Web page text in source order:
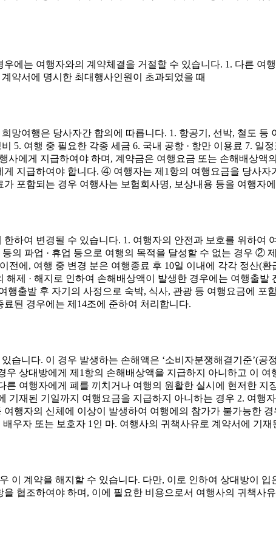
에는 여행자와의 계약체결을 거절할 수 있습니다. 1. 다른 여
약서에 명시한 최대행사인원이 초과되었을 때
여행은 당사자간 합의에 따릅니다. 1. 항공기, 선박, 철도 등
5. 여행 중 필요한 각종 세금 6. 국내 공항 · 항만 이용료 7. 일
사에게 지급하여야 하며, 계약금은 여행요금 또는 손해배상
지급하여야 합니다. ④ 여행자는 제1항의 여행요금을 당사자
포함되는 경우 여행사는 보험회사명, 보상내용 등을 여행자
하여 변경될 수 있습니다. 1. 여행자의 안전과 보호를 위하여
의 파업 · 휴업 등으로 여행의 목적을 달성할 수 없는 경우 ②
전에, 여행 중 변경 분은 여행종료 후 10일 이내에 각각 정산(
제 · 해지로 인하여 손해배상액이 발생한 경우에는 여행출
출발 후 자기의 사정으로 숙박, 식사, 관광 등 여행요금에 포
된 경우에는 제14조에 준하여 처리합니다.
니다. 이 경우 발생하는 손해액은 ‘소비자분쟁해결기준’(
상대방에게 제1항의 손해배상액을 지급하지 아니하고 이
여행자에게 폐를 끼치거나 여행의 원활한 실시에 현저한 지
기재된 기일까지 여행요금을 지급하지 아니하는 경우 2. 여행
행자의 신체에 이상이 발생하여 여행에의 참가가 불가능한
우자 또는 보호자 1인 마. 여행사의 귀책사유로 계약서에 기
이 계약을 해지할 수 있습니다. 다만, 이로 인하여 상대방이
협조하여야 하며, 이에 필요한 비용으로서 여행사의 귀책사